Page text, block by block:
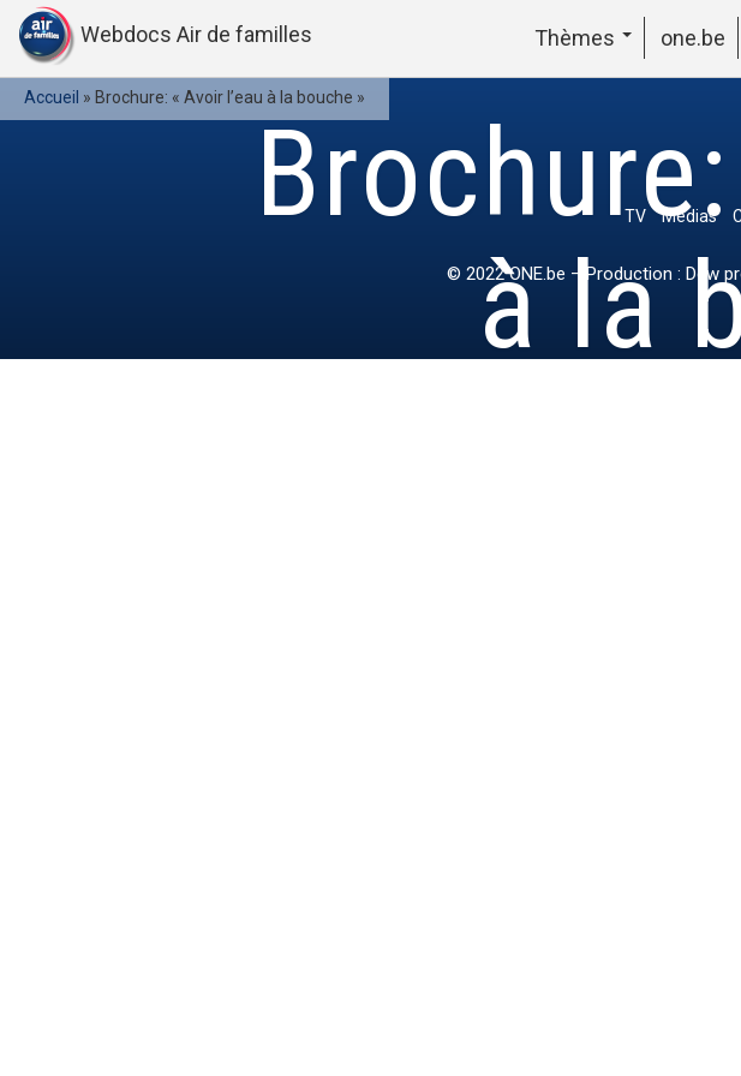
Webdocs Air de familles Thèmes one.be
Accueil » Brochure: « Avoir l’eau à la bouche »
à la
TV Médias
© 2022ONE.be – Production : Dew